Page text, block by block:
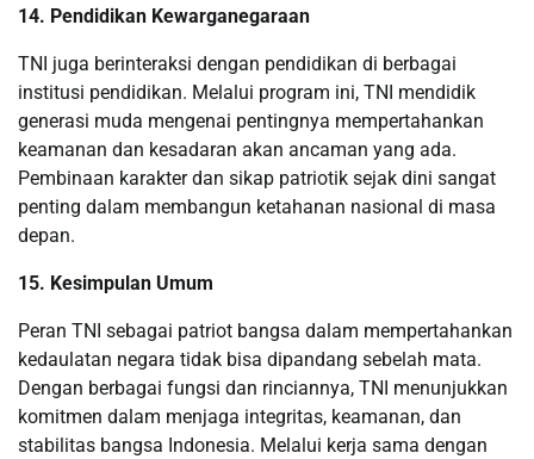
14. Pendidikan Kewarganegaraan
TNI juga berinteraksi dengan pendidikan di berbagai
institusi pendidikan. Melalui program ini, TNI mendidik
generasi muda mengenai pentingnya mempertahankan
keamanan dan kesadaran akan ancaman yang ada.
Pembinaan karakter dan sikap patriotik sejak dini sangat
penting dalam membangun ketahanan nasional di masa
depan.
15. Kesimpulan Umum
Peran TNI sebagai patriot bangsa dalam mempertahankan
kedaulatan negara tidak bisa dipandang sebelah mata.
Dengan berbagai fungsi dan rinciannya, TNI menunjukkan
komitmen dalam menjaga integritas, keamanan, dan
stabilitas bangsa Indonesia. Melalui kerja sama dengan